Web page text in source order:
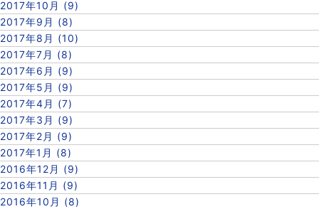
2017年10月 (9)
2017年9月 (8)
2017年8月 (10)
2017年7月 (8)
2017年6月 (9)
2017年5月 (9)
2017年4月 (7)
2017年3月 (9)
2017年2月 (9)
2017年1月 (8)
2016年12月 (9)
2016年11月 (9)
2016年10月 (8)